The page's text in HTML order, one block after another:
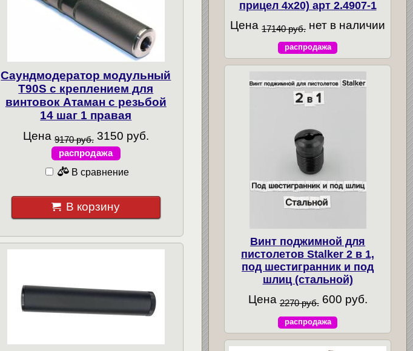
Саундмодератор модульный
T90S с креплением для
винтовок Атаман с резьбой
14 шаг 1 правая
Цена 9170 руб. 3150 руб.
распродажа
В сравнение
В корзину
прицел 4x20) арт 2.4907-1
Цена 17140 руб. нет в наличии
распродажа
Винт поджимной для
пистолетов Stalker 2 в 1,
под шестигранник и под
шлиц (стальной)
Цена 2270 руб. 600 руб.
распродажа